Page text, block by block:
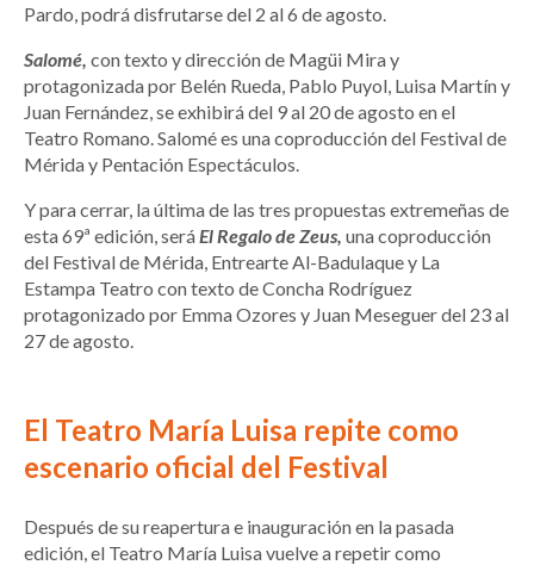
Pardo, podrá disfrutarse del 2 al 6 de agosto.
Salomé, con texto y dirección de Magüi Mira y
protagonizada por Belén Rueda, Pablo Puyol, Luisa Martín y
Juan Fernández, se exhibirá del 9 al 20 de agosto en el
Teatro Romano. Salomé es una coproducción del Festival de
Mérida y Pentación Espectáculos.
Y para cerrar, la última de las tres propuestas extremeñas de
esta 69ª edición, será El Regalo de Zeus, una coproducción
del Festival de Mérida, Entrearte Al-Badulaque y La
Estampa Teatro con texto de Concha Rodríguez
protagonizado por Emma Ozores y Juan Meseguer del 23 al
27 de agosto.
El Teatro María Luisa repite como
escenario oficial del Festival
Después de su reapertura e inauguración en la pasada
edición, el Teatro María Luisa vuelve a repetir como